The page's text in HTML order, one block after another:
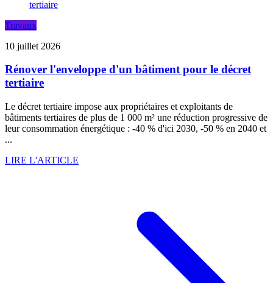
Travaux
10 juillet 2026
Rénover l'enveloppe d'un bâtiment pour le décret
tertiaire
Le décret tertiaire impose aux propriétaires et exploitants de
bâtiments tertiaires de plus de 1 000 m² une réduction progressive de
leur consommation énergétique : -40 % d'ici 2030, -50 % en 2040 et
...
LIRE L'ARTICLE